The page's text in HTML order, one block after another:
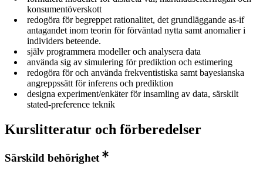
konsumentöverskott
redogöra för begreppet rationalitet, det grundläggande as-if
antagandet inom teorin för förväntad nytta samt anomalier i
individers beteende.
själv programmera modeller och analysera data
använda sig av simulering för prediktion och estimering
redogöra för och använda frekventistiska samt bayesianska
angreppssätt för inferens och prediktion
designa experiment/enkäter för insamling av data, särskilt
stated-preference teknik
Kurslitteratur och förberedelser
Särskild behörighet